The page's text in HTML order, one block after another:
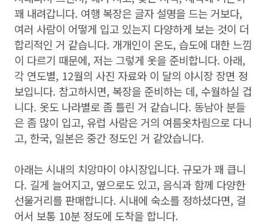
꽤 내려갑니다. 여행 복장은 글자 설명을 드는 거보다,
여러 사람이 어떻게 입고 있는지 다양하게 보는 것이 더
합리적인 거 같습니다. 개개인이 온도, 습도에 대한 느낌
이 다르기 때문에, 저는 그렇게 옷을 준비합니다. 아래,
각 연도별, 12월의 사진 자료와 이 달의 야시장 장면 정
보입니다. 참고하시면, 복장을 준비하는 데, 수월하실 겁
니다. 옷도 나라별로 좀 틀린 거 같습니다. 동남아 분들
은 좀 많이 입고, 유럽 사람은 거의 여름옷차림으로 다니
고, 한국, 일본은 중간 정도인 거 같았습니다.
아래는 시내의 치앙마이 야시장입니다. 규모가 꽤 큽니
다. 길게 늘어지고, 옆으로도 있고, 음식과 함께 다양한
선물거리를 판매합니다. 시내에 숙소를 정하셨다면, 걸
어서 보통 10분 정도에 도착을 합니다.